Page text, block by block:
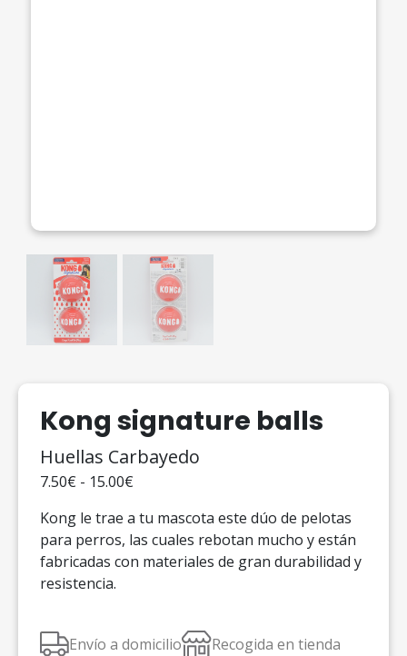
Kong signature balls
Huellas Carbayedo
7.50€ - 15.00€
Kong le trae a tu mascota este dúo de pelotas
para perros, las cuales rebotan mucho y están
fabricadas con materiales de gran durabilidad y
resistencia.
Envío a domicilio Recogida en tienda